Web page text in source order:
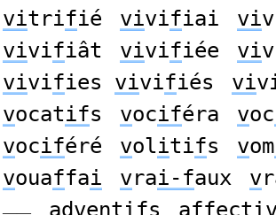
vitrifié vivifiai vi
vivifiât vivifiée vi
vivifies vivifiés vi
vocatifs vociféra voc
vociféré volitifs vom
vouaffai vrai-faux v
—— adventifs affect